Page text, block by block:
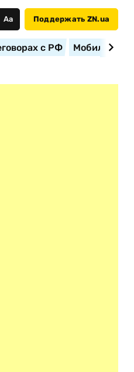
Аа Поддержать ZN.ua
с РФ